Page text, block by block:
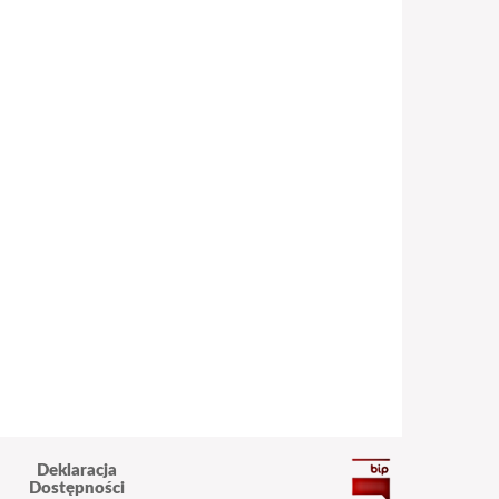
Deklaracja
Dostępności